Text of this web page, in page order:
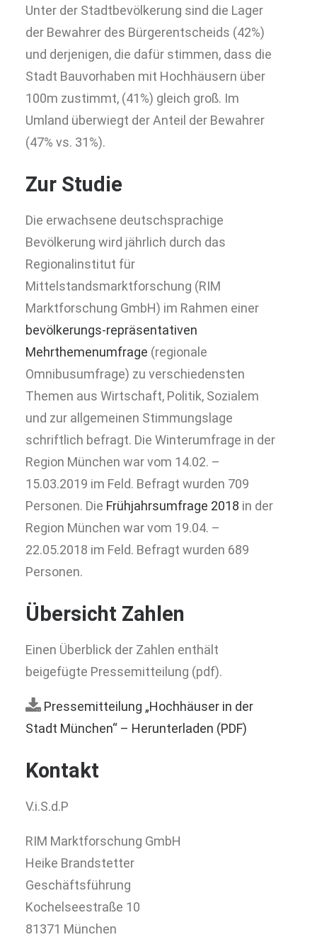
Unter der Stadtbevölkerung sind die Lager
der Bewahrer des Bürgerentscheids (42%)
und derjenigen, die dafür stimmen, dass die
Stadt Bauvorhaben mit Hochhäusern über
100m zustimmt, (41%) gleich groß. Im
Umland überwiegt der Anteil der Bewahrer
(47% vs. 31%).
Zur Studie
Die erwachsene deutschsprachige
Bevölkerung wird jährlich durch das
Regionalinstitut für
Mittelstandsmarktforschung (RIM
Marktforschung GmbH) im Rahmen einer
bevölkerungs-repräsentativen
Mehrthemenumfrage (regionale
Omnibusumfrage) zu verschiedensten
Themen aus Wirtschaft, Politik, Sozialem
und zur allgemeinen Stimmungslage
schriftlich befragt. Die Winterumfrage in der
Region München war vom 14.02. –
15.03.2019 im Feld. Befragt wurden 709
Personen. Die Frühjahrsumfrage 2018 in der
Region München war vom 19.04. –
22.05.2018 im Feld. Befragt wurden 689
Personen.
Übersicht Zahlen
Einen Überblick der Zahlen enthält
beigefügte Pressemitteilung (pdf).
Pressemitteilung „Hochhäuser in der
Stadt München“ – Herunterladen (PDF)
Kontakt
V.i.S.d.P
RIM Marktforschung GmbH
Heike Brandstetter
Geschäftsführung
Kochelseestraße 10
81371 München